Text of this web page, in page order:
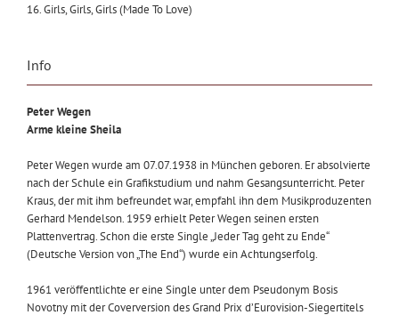
16. Girls, Girls, Girls (Made To Love)
Info
Peter Wegen
Arme kleine Sheila
Peter Wegen wurde am 07.07.1938 in München geboren. Er absolvierte
nach der Schule ein Grafikstudium und nahm Gesangsunterricht. Peter
Kraus, der mit ihm befreundet war, empfahl ihn dem Musikproduzenten
Gerhard Mendelson. 1959 erhielt Peter Wegen seinen ersten
Plattenvertrag. Schon die erste Single „Jeder Tag geht zu Ende“
(Deutsche Version von „The End“) wurde ein Achtungserfolg.
1961 veröffentlichte er eine Single unter dem Pseudonym Bosis
Novotny mit der Coverversion des Grand Prix d’Eurovision-Siegertitels